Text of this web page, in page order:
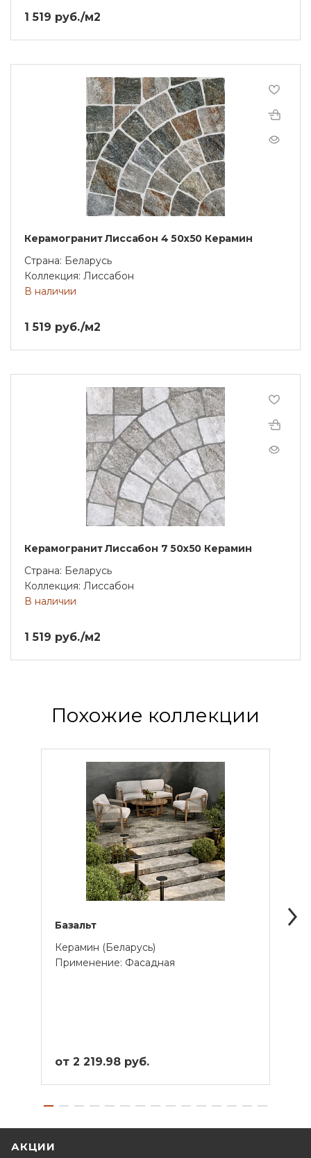
1 519 руб./м2
Керамогранит Лиссабон 4 50х50 Керамин
Страна: Беларусь
Коллекция: Лиссабон
В наличии
1 519 руб./м2
Керамогранит Лиссабон 7 50х50 Керамин
Страна: Беларусь
Коллекция: Лиссабон
В наличии
1 519 руб./м2
Похожие коллекции
Базальт
Керамин (Беларусь)
Применение: Фасадная
от 2 219.98 руб.
АКЦИИ